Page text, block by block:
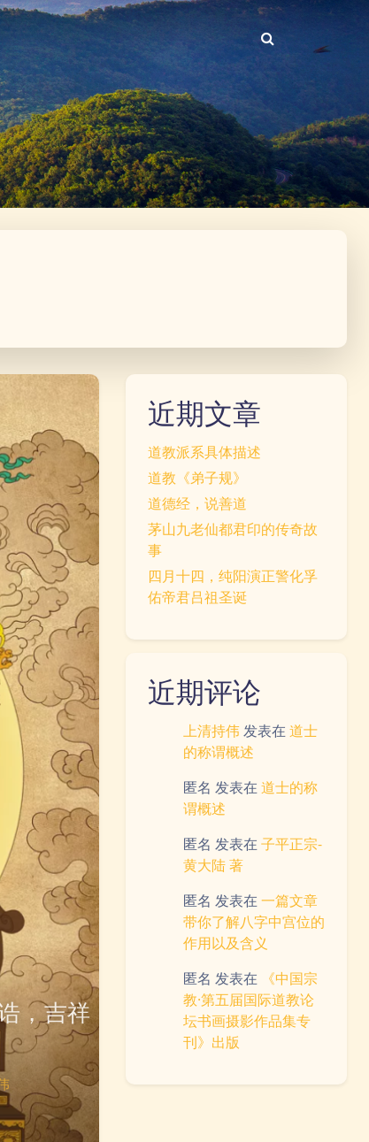
近期文章
道教派系具体描述
道教《弟子规》
道德经，说善道
茅山九老仙都君印的传奇故
事
四月十四，纯阳演正警化孚
佑帝君吕祖圣诞
近期评论
上清持伟发表在 道士
的称谓概述
匿名 发表在 道士的称
谓概述
匿名 发表在 子平正宗-
黄大陆 著
匿名 发表在 一篇文章
带你了解八字中宫位的
作用以及含义
匿名 发表在
《中国宗
教·第五届国际道教论
坛书画摄影作品集专
刊》出版
，吉祥